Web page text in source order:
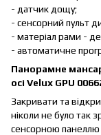
- датчик дощу;
- сенсорний пульт
- матеріал рами -
- автоматичне
Панорамне
осі Velux GPU
Закривати та
ніколи не було так
сенсорною панеллю